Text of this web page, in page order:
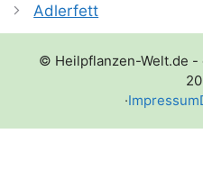
Adlerfett
© Heilpflanzen-Welt.de -
·Impressum